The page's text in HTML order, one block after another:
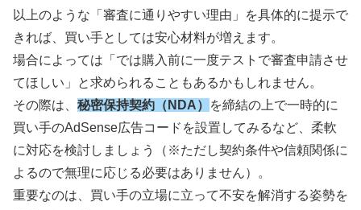
以上のような「審査に通りやすい理由」を具体的に提示で
きれば、買い手としては安心材料が増えます。
場合によっては「では購入前に一度テストで審査申請させ
てほしい」と求められることもあるかもしれません。
その際は、 秘密保持契約（NDA）
を締結の上で一時的に
買い手のAdSense広告コードを設置してみるなど、柔軟
に対応を検討しましょう（※ただし契約条件や信頼関係に
よるので無理に応じる必要はありません）。
重要なのは、買い手の立場に立って不安を解消する姿勢を